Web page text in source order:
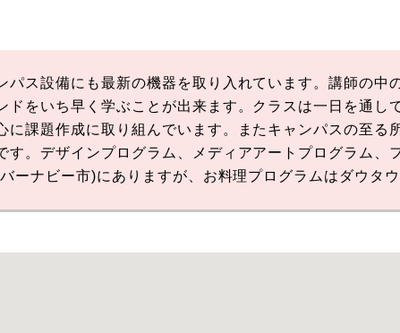
ス設備にも最新の機器を取り入れています。講師の中
をいち早く学ぶことが出来ます。クラスは一日を通し
課題作成に取り組んでいます。またキャンパスの至る
す。デザインプログラム、メディアアートプログラム、
ーナビー市)にありますが、お料理プログラムはダウタ